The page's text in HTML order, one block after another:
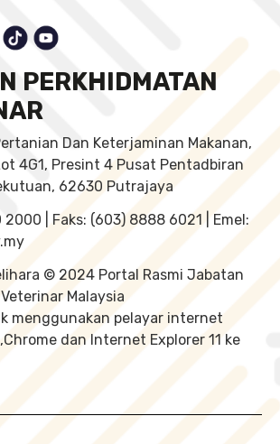
PERKHIDMATAN
Dan Keterjaminan Makanan,
4G1, Presint 4 Pusat Pentadbiran
62630 Putrajaya
2000 | Faks: (603) 8888 6021 | Emel:
© 2024 Portal Rasmi Jabatan
Malaysia
menggunakan pelayar internet
dan Internet Explorer 11 ke